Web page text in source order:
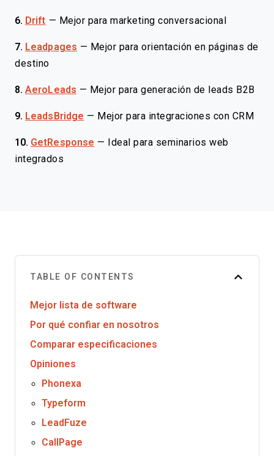
6. Drift — Mejor para marketing conversacional
7. Leadpages — Mejor para orientación en páginas de
destino
8. AeroLeads — Mejor para generación de leads B2B
9. LeadsBridge — Mejor para integraciones con CRM
10. GetResponse —
Ideal para seminarios web
integrados
TABLE OF CONTENTS
Mejor lista de software
Por qué confiar en nosotros
Comparar especificaciones
Opiniones
Phonexa
Typeform
LeadFuze
CallPage